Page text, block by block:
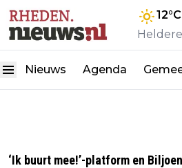
12°C
Nieuws Agenda
‘Ik buurt mee!’-platform en